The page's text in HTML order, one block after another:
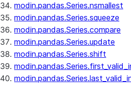
modin.pandas.Series.nsmallest
modin.pandas.Series.squeeze
modin.pandas.Series.compare
modin.pandas.Series.update
modin.pandas.Series.shift